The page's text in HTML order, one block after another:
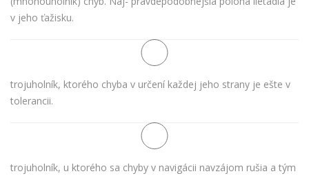
v jeho ťažisku.
trojuholník, ktorého chyba v určení každej jeho strany je ešte v
tolerancii.
trojuholník, u ktorého sa chyby v navigácii navzájom rušia a tým